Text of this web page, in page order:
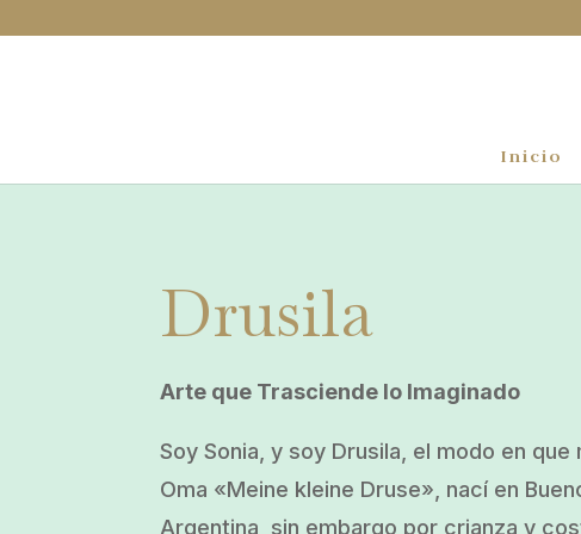
Inicio
Drusila
Arte que Trasciende lo Imaginado
Soy Sonia, y soy Drusila, el modo en que
Oma «Meine kleine Druse», nací en
Argentina, sin embargo por crianza y